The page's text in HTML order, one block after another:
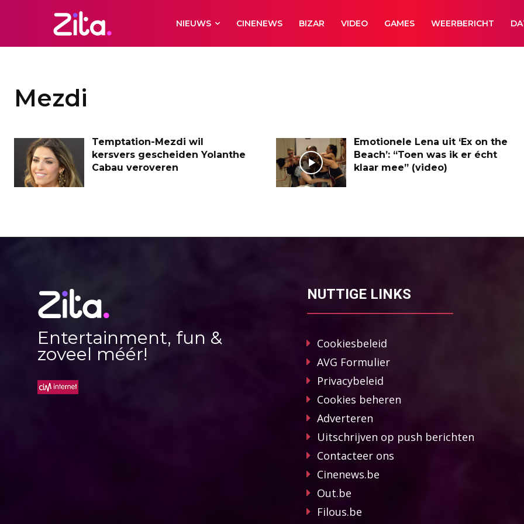
NIEUWS CINENEWS BIZAR VIDEO GAMES WEERBERICHT
Mezdi
Temptation-Mezdi wil
kersvers gescheiden Yolanthe
Cabau veroveren
Emotionele Lena uit ‘Ex on the
Beach’: “Toen was ik er écht
klaar mee” (video)
Entertainment, fun &
zoveel méér!
NUTTIGE LINKS
Cookiesbeleid
AVG Formulier
Privacybeleid
Cookies beheren
Adverteren
Uitschrijven op push berichten
Contacteer ons
Cinenews.be
Out.be
Filous.be